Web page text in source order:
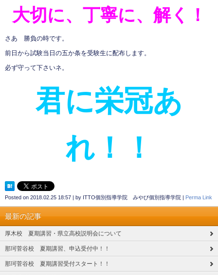
大切に、丁寧に、解く！
さあ 勝負の時です。
前日から試験当日の五か条を受験生に配布します。
必ず守って下さいネ。
君に栄冠あ
れ！！
Posted on 2018.02.25 18:57 | by ITTO個別指導学院 みやび個別指導学院 | Perma Link
最新の記事
厚木校 夏期講習・県立高校説明会について
那珂菅谷校 夏期講習、申込受付中！！
那珂菅谷校 夏期講習受付スタート！！